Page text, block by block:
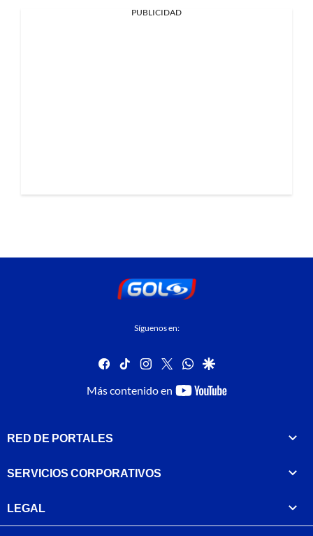
PUBLICIDAD
Síguenos en:
facebook
tiktok instagram
twitterwhatsapp
google
Más contenido en
youtube-
RED DE PORTALES
SERVICIOS CORPORATIVOS
LEGAL